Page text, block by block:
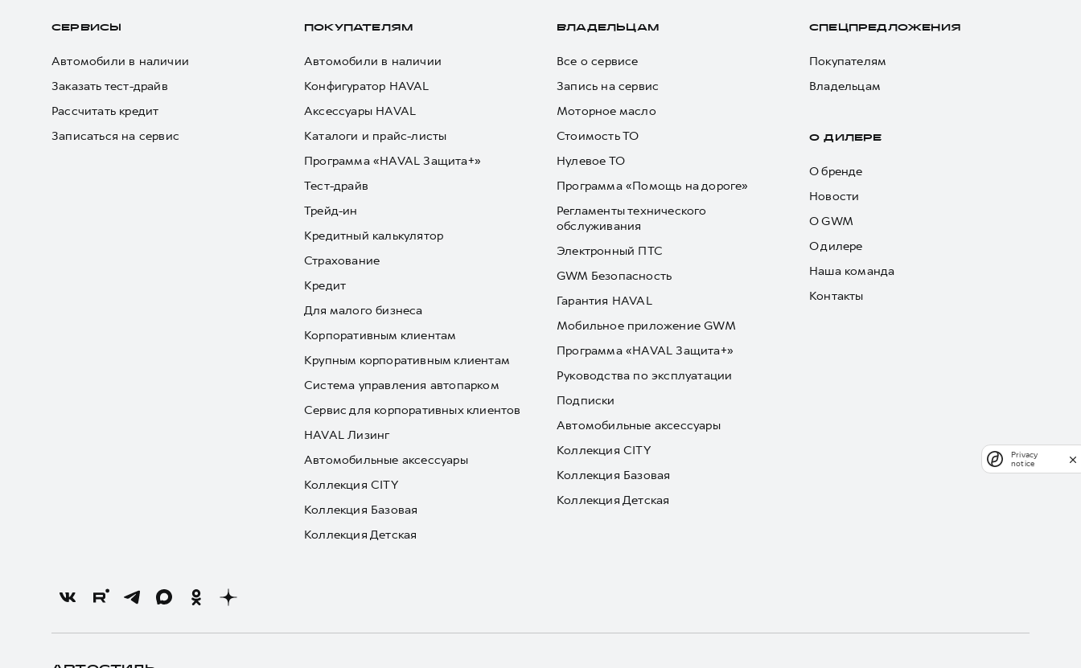
СЕРВИСЫ
Автомобили в наличии
Заказать тест-драйв
Рассчитать кредит
Записаться на сервис
ПОКУПАТЕЛЯМ
Автомобили в наличии
Конфигуратор HAVAL
Аксессуары HAVAL
Каталоги и прайс-листы
Программа «HAVAL Защита+»
Тест-драйв
Трейд-ин
Кредитный калькулятор
Страхование
Кредит
Для малого бизнеса
Корпоративным клиентам
Крупным корпоративным клиентам
Система управления автопарком
Сервис для корпоративных клиентов
HAVAL Лизинг
Автомобильные аксессуары
Коллекция CITY
Коллекция Базовая
Коллекция Детская
ВЛАДЕЛЬЦАМ
Все о сервисе
Запись на сервис
Моторное масло
Стоимость ТО
Нулевое ТО
Программа «Помощь на дороге»
Регламенты технического
обслуживания
Электронный ПТС
GWM Безопасность
Гарантия HAVAL
Мобильное приложение GWM
Программа «HAVAL Защита+»
Руководства по эксплуатации
Подписки
Автомобильные аксессуары
Коллекция CITY
Коллекция Базовая
Коллекция Детская
СПЕЦПРЕДЛОЖЕНИЯ
Покупателям
Владельцам
О ДИЛЕРЕ
О бренде
Новости
О GWM
О дилере
Наша команда
Контакты
Privacy
notice